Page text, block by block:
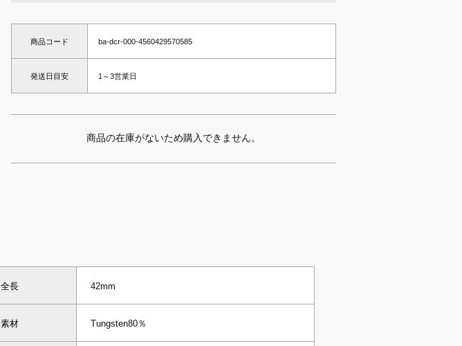
商品コード ba-dcr-000-4560429570585
発送日目安 1～3営業日
商品の在庫がないため購入できません。
全長 42mm
素材 Tungsten80％